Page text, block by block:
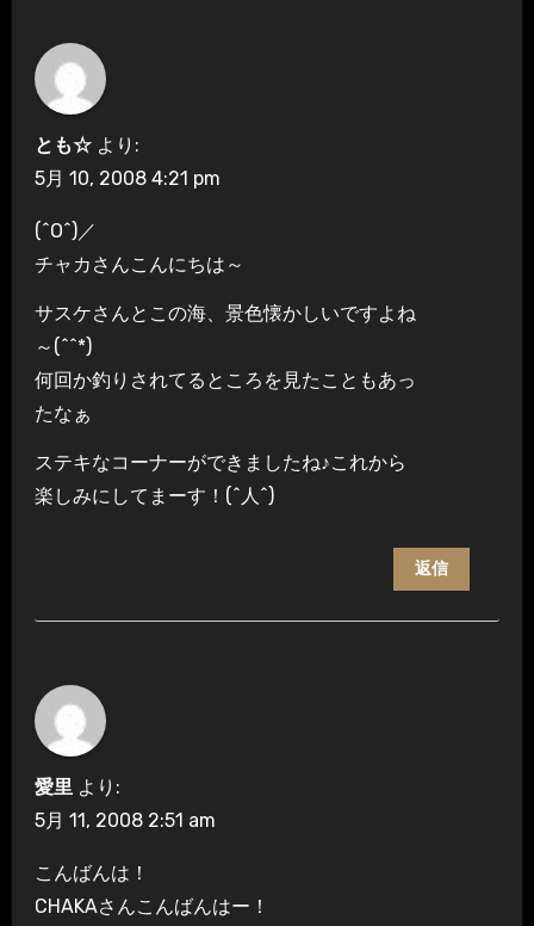
とも☆ より:
5月 10, 2008 4:21 pm
(^O^)／
チャカさんこんにちは～
サスケさんとこの海、景色懐かしいですよね
～(^^*)
何回か釣りされてるところを見たこともあっ
たなぁ
ステキなコーナーができましたね♪これから
楽しみにしてまーす！(^人^)
返信
愛里 より:
5月 11, 2008 2:51 am
こんばんは！
CHAKAさんこんばんはー！